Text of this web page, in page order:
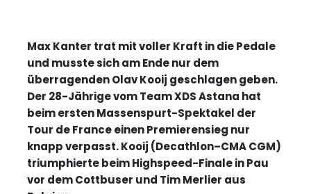
Max Kanter trat mit voller Kraft in die Pedale
und musste sich am Ende nur dem
überragenden Olav Kooij geschlagen geben.
Der 28-Jährige vom Team XDS Astana hat
beim ersten Massenspurt-Spektakel der
Tour de France einen Premierensieg nur
knapp verpasst. Kooij (Decathlon–CMA CGM)
triumphierte beim Highspeed-Finale in Pau
vor dem Cottbuser und Tim Merlier aus